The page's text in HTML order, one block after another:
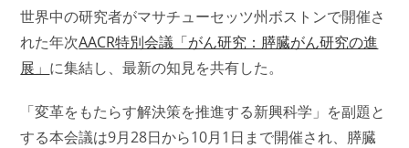
世界中の研究者がマサチューセッツ州ボストンで開催さ
れた年次AACR特別会議「がん研究：膵臓がん研究の進
展」 に集結し、最新の知見を共有した。
「変革をもたらす解決策を推進する新興科学」を副題と
する本会議は9月28日から10月1日まで開催され、膵臓